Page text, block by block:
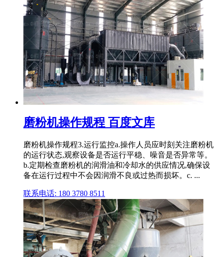
磨粉机操作规程 百度文库
磨粉机操作规程3.运行监控a.操作人员应时刻关注磨粉机
的运行状态,观察设备是否运行平稳、噪音是否异常等。
b.定期检查磨粉机的润滑油和冷却水的供应情况,确保设
备在运行过程中不会因润滑不良或过热而损坏。c. ...
联系电话: 180 3780 8511